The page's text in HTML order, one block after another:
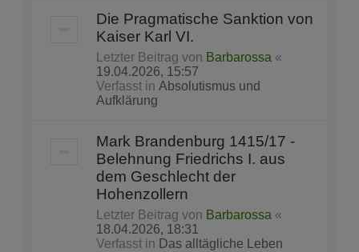
Die Pragmatische Sanktion von
Kaiser Karl VI.
Letzter Beitrag von Barbarossa «
19.04.2026, 15:57
Verfasst in Absolutismus und
Aufklärung
Mark Brandenburg 1415/17 -
Belehnung Friedrichs I. aus
dem Geschlecht der
Hohenzollern
Letzter Beitrag von Barbarossa «
18.04.2026, 18:31
Verfasst in Das alltägliche Leben